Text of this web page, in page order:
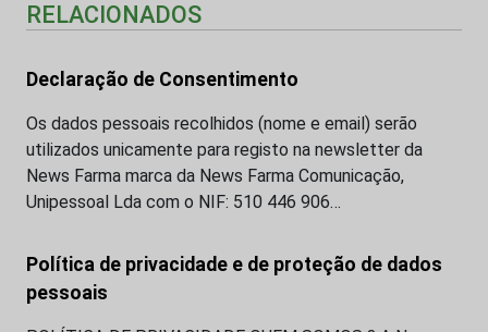
RELACIONADOS
Declaração de Consentimento
Os dados pessoais recolhidos (nome e email) serão
utilizados unicamente para registo na newsletter da
News Farma marca da News Farma Comunicação,
Unipessoal Lda com o NIF: 510 446 906…
Política de privacidade e de proteção de dados
pessoais